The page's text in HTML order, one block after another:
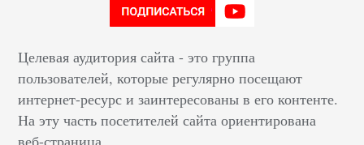
Целевая аудитория сайта - это группа
пользователей, которые регулярно посещают
интернет-ресурс и заинтересованы в его контенте.
На эту часть посетителей сайта ориентирована